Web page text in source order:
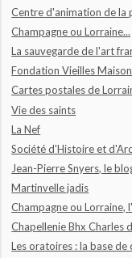
Centre d'animation de la
Champagne ou Lorraine...
La sauvegarde de l'art
Fondation Vieilles
Cartes postales de
Vie des saints
La Nef
Société d'Histoire et
Jean-Pierre Snyers, le
Martinvelle jadis
Champagne ou Lorraine,
Chapellenie Bhx Charles
Les oratoires : la base de